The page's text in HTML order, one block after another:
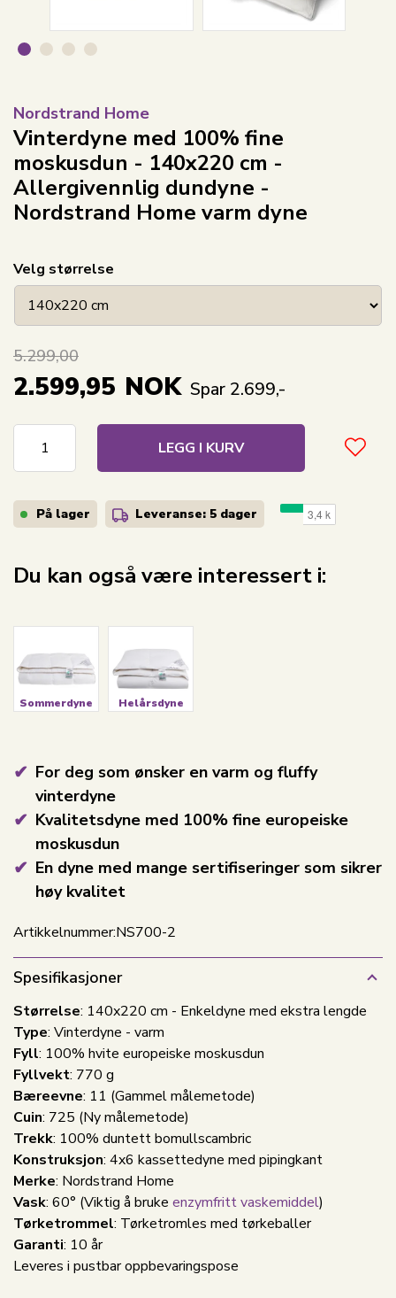
Nordstrand Home
Vinterdyne med 100% fine
moskusdun - 140x220 cm -
Allergivennlig dundyne -
Nordstrand Home varm dyne
For deg som ønsker en varm og fluffy
vinterdyne
Kvalitetsdyne med 100% fine europeiske
moskusdun
En dyne med mange sertifiseringer som sikrer
høy kvalitet
Velg størrelse
5.299,00
2.599,95 NOK Spar 2.699,-
LEGG I KURV
På lager Leveranse: 5 dager
Artikkelnummer:NS700-2
Du kan også være interessert i:
Sommerdyne Helårsdyne
Spesifikasjoner
Størrelse: 140x220 cm - Enkeldyne med ekstra lengde
Type: Vinterdyne - varm
Fyll: 100% hvite europeiske moskusdun
Fyllvekt: 770 g
Bæreevne: 11 (Gammel målemetode)
Cuin: 725 (Ny målemetode)
Trekk: 100% duntett bomullscambric
Konstruksjon: 4x6 kassettedyne med pipingkant
Merke: Nordstrand Home
Vask: 60° (Viktig å bruke enzymfritt vaskemiddel)
Tørketrommel: Tørketromles med tørkeballer
Garanti: 10 år
Leveres i pustbar oppbevaringspose